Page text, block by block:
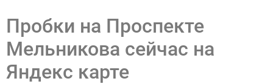
Пробки на Проспекте
Мельникова сейчас на
Яндекс карте